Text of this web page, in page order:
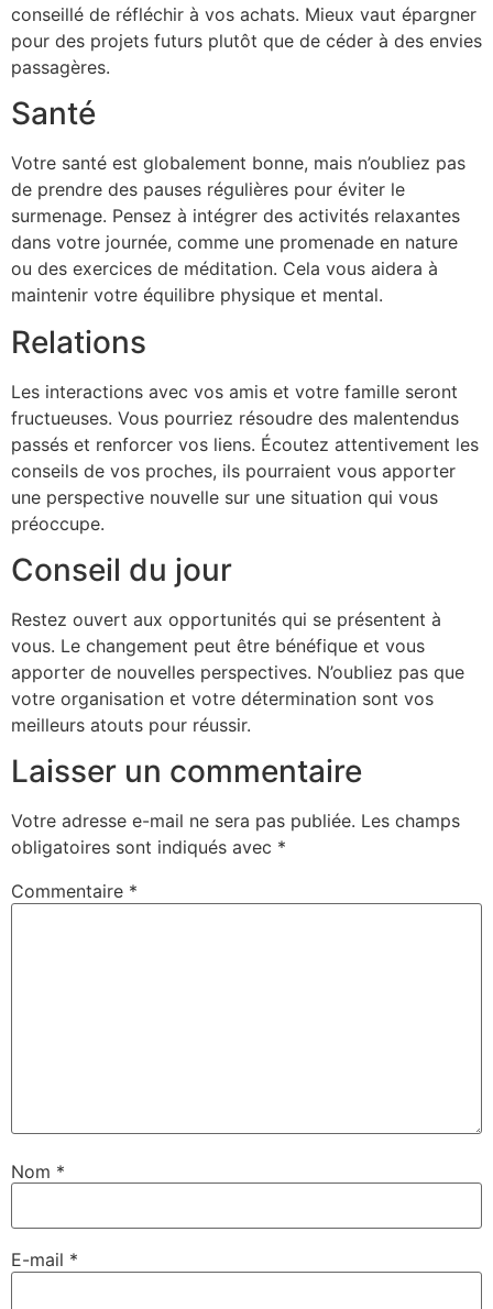
conseillé de réfléchir à vos achats. Mieux vaut épargner
pour des projets futurs plutôt que de céder à des envies
passagères.
Santé
Votre santé est globalement bonne, mais n’oubliez pas
de prendre des pauses régulières pour éviter le
surmenage. Pensez à intégrer des activités relaxantes
dans votre journée, comme une promenade en nature
ou des exercices de méditation. Cela vous aidera à
maintenir votre équilibre physique et mental.
Relations
Les interactions avec vos amis et votre famille seront
fructueuses. Vous pourriez résoudre des malentendus
passés et renforcer vos liens. Écoutez attentivement les
conseils de vos proches, ils pourraient vous apporter
une perspective nouvelle sur une situation qui vous
préoccupe.
Conseil du jour
Restez ouvert aux opportunités qui se présentent à
vous. Le changement peut être bénéfique et vous
apporter de nouvelles perspectives. N’oubliez pas que
votre organisation et votre détermination sont vos
meilleurs atouts pour réussir.
Laisser un commentaire
Votre adresse e-mail ne sera pas publiée. Les champs
obligatoires sont indiqués avec *
Commentaire *
Nom *
E-mail *